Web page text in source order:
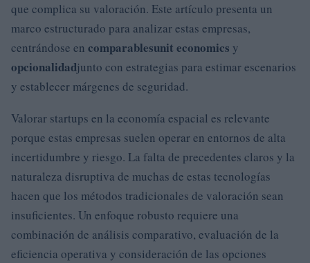
que complica su valoración. Este artículo presenta un
marco estructurado para analizar estas empresas,
centrándose en comparablesunit economics y
opcionalidadjunto con estrategias para estimar escenarios
y establecer márgenes de seguridad.
Valorar startups en la economía espacial es relevante
porque estas empresas suelen operar en entornos de alta
incertidumbre y riesgo. La falta de precedentes claros y la
naturaleza disruptiva de muchas de estas tecnologías
hacen que los métodos tradicionales de valoración sean
insuficientes. Un enfoque robusto requiere una
combinación de análisis comparativo, evaluación de la
eficiencia operativa y consideración de las opciones